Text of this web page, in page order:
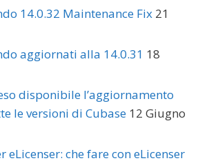
14.0.32 Maintenance Fix 21
aggiornati alla 14.0.31 18
disponibile l’aggiornamento
le versioni di Cubase 12 Giugno
eLicenser: che fare con eLicenser